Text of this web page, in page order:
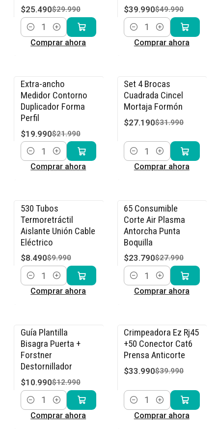
$25.490$29.990
Cantidad
Comprar ahora
$39.990$49.990
Cantidad
Comprar ahora
-9% OFF
Extra-ancho
Medidor Contorno
Duplicador Forma
Perfil
$19.990$21.990
Cantidad
Comprar ahora
-15% OFF
Set 4 Brocas
Cuadrada Cincel
Mortaja Formón
$27.190$31.990
Cantidad
Comprar ahora
-15% OFF
530 Tubos
Termoretráctil
Aislante Unión Cable
Eléctrico
$8.490$9.990
Cantidad
Comprar ahora
-15% OFF
65 Consumible
Corte Air Plasma
Antorcha Punta
Boquilla
$23.790$27.990
Cantidad
Comprar ahora
-15% OFF
Guía Plantilla
Bisagra Puerta +
Forstner
Destornillador
$10.990$12.990
Cantidad
Comprar ahora
-15% OFF
Crimpeadora Ez Rj45
+50 Conector Cat6
Prensa Anticorte
$33.990$39.990
Cantidad
Comprar ahora